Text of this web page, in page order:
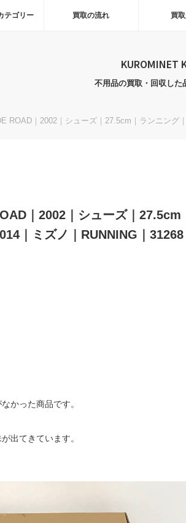
テゴリー 買取の流れ 買
KUROMINET
不用品の買取・回収した
ROAD｜2002｜シューズ｜27.5cm｜ランニング
｜2002｜シューズ｜27.5cm
｜ミズノ｜RUNNING｜31268
かった商品です。
出てきています。